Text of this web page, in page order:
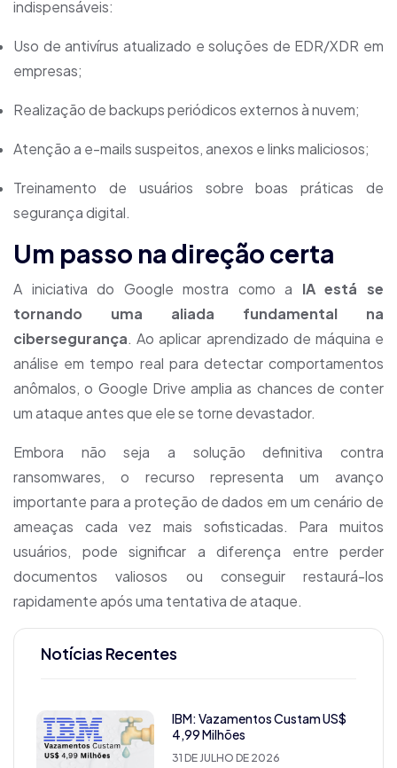
indispensáveis:
Uso de antivírus atualizado e soluções de EDR/XDR em
empresas;
Realização de backups periódicos externos à nuvem;
Atenção a e-mails suspeitos, anexos e links maliciosos;
Treinamento de usuários sobre boas práticas de
segurança digital.
Um passo na direção certa
A iniciativa do Google mostra como a IA está se
tornando uma aliada fundamental na
cibersegurança. Ao aplicar aprendizado de máquina e
análise em tempo real para detectar comportamentos
anômalos, o Google Drive amplia as chances de conter
um ataque antes que ele se torne devastador.
Embora não seja a solução definitiva contra
ransomwares, o recurso representa um avanço
importante para a proteção de dados em um cenário de
ameaças cada vez mais sofisticadas. Para muitos
usuários, pode significar a diferença entre perder
documentos valiosos ou conseguir restaurá-los
rapidamente após uma tentativa de ataque.
Notícias Recentes
IBM: Vazamentos Custam US$
4,99 Milhões
31 DE JULHO DE 2026